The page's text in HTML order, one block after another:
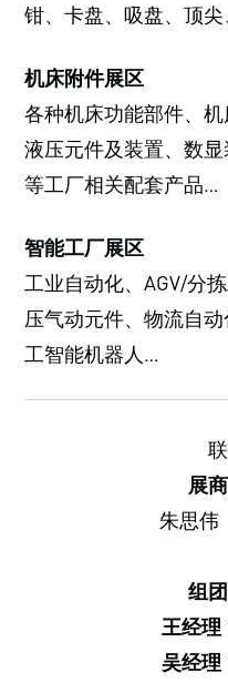
钳、卡盘、吸盘、顶
机床附件展区
各种机床功能部件、
液压元件及装置、数
等工厂相关配套产品…
智能工厂展区
工业自动化、AGV/分
压气动元件、物流自
工智能机器人…
展
朱思伟
组
王经理
吴经理